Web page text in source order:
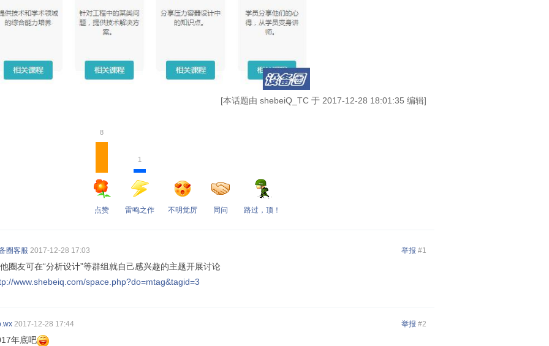
[本话题由 shebeiQ_TC 于 2017-12-28 18:01:35 编辑]
8
点赞
1
雷鸣之作 不明觉厉 同问 路过，顶！
举报 #1
圈客服 2017-12-28 17:03
圈友可在“分析设计”等群组就自己感兴趣的主题开展讨论
www.shebeiq.com/space.php?do=mtag&tagid=3
举报 #2
2017-12-28 17:44
年底吧